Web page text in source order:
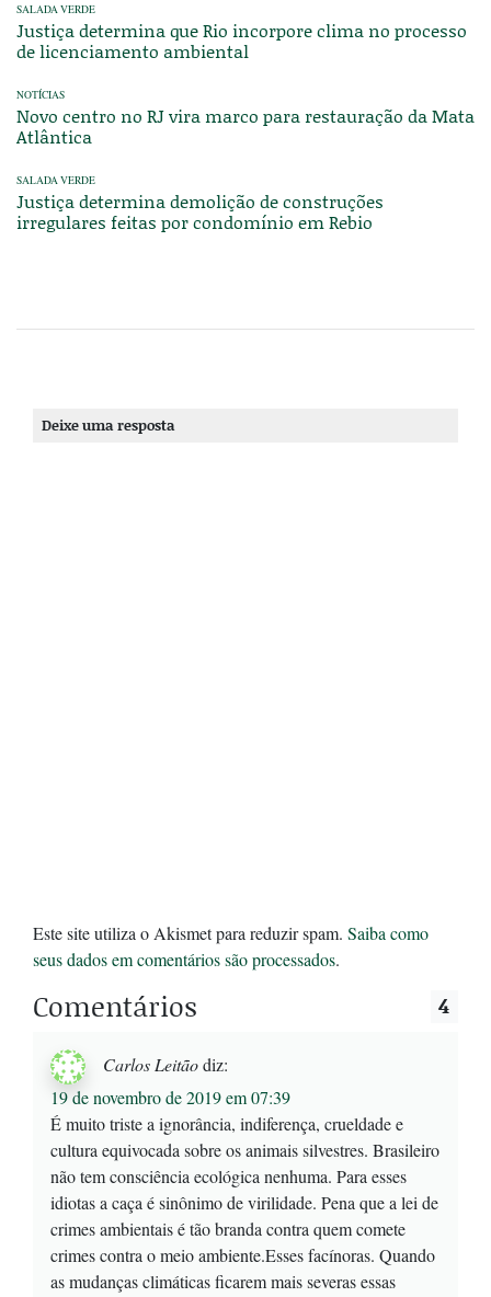
SALADA VERDE
Justiça determina que Rio incorpore clima no processo
de licenciamento ambiental
NOTÍCIAS
Novo centro no RJ vira marco para restauração da Mata
Atlântica
SALADA VERDE
Justiça determina demolição de construções
irregulares feitas por condomínio em Rebio
Deixe uma resposta
Este site utiliza o Akismet para reduzir spam. Saiba como
seus dados em comentários são processados.
Comentários 4
Carlos Leitãodiz:
19 de novembro de 2019 em 07:39
É muito triste a ignorância, indiferença, crueldade e
cultura equivocada sobre os animais silvestres. Brasileiro
não tem consciência ecológica nenhuma. Para esses
idiotas a caça é sinônimo de virilidade. Pena que a lei de
crimes ambientais é tão branda contra quem comete
crimes contra o meio ambiente.Esses facínoras. Quando
as mudanças climáticas ficarem mais severas essas